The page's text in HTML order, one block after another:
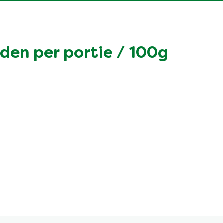
per portie / 100g